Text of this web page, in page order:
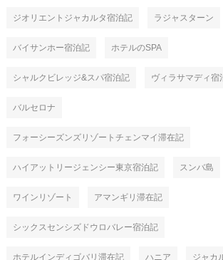
ジオリエントジャカルタ宿泊記 ラジャスターン
バイサンホー宿泊記 ホテルのSPA
シャルクビレッジ&スパ宿泊記 ヴィラサマディ宿
バルセロナ
フォーシーズンズリゾートチェンマイ滞在記
ハイアットリージェンシー東京宿泊記 スンバ島
ワインリゾート アマンギリ滞在記
シックスセンシズドウロバレー宿泊記
ホテルインディゴバリ滞在記 ハニア ジャカ